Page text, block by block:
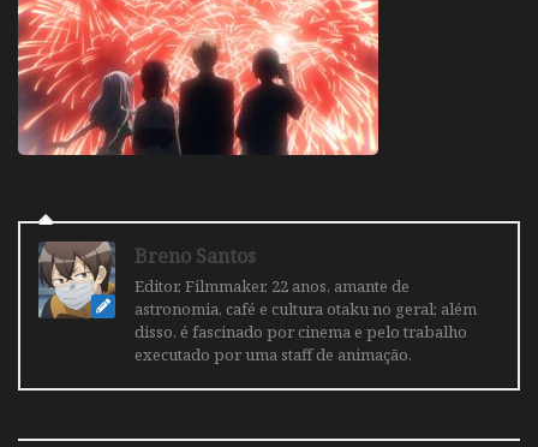
Breno Santos
Editor, Filmmaker, 22 anos, amante de
astronomia, café e cultura otaku no geral; além
disso, é fascinado por cinema e pelo trabalho
executado por uma staff de animação.